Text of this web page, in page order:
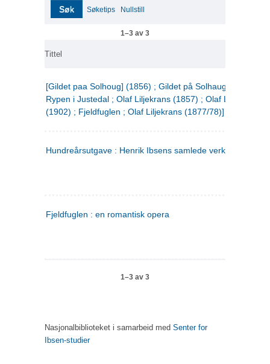
Søk Søketips Nullstill
1–3 av 3
Tittel
[Gildet paa Solhoug] (1856) ; Gildet på Solhaug (1883) ;
Rypen i Justedal ; Olaf Liljekrans (1857) ; Olaf Liljekrans
(1902) ; Fjeldfuglen ; Olaf Liljekrans (1877/78)]
Hundreårsutgave : Henrik Ibsens samlede verker. 3
Fjeldfuglen : en romantisk opera
1–3 av 3
Nasjonalbiblioteket i samarbeid med Senter for
Ibsen-studier